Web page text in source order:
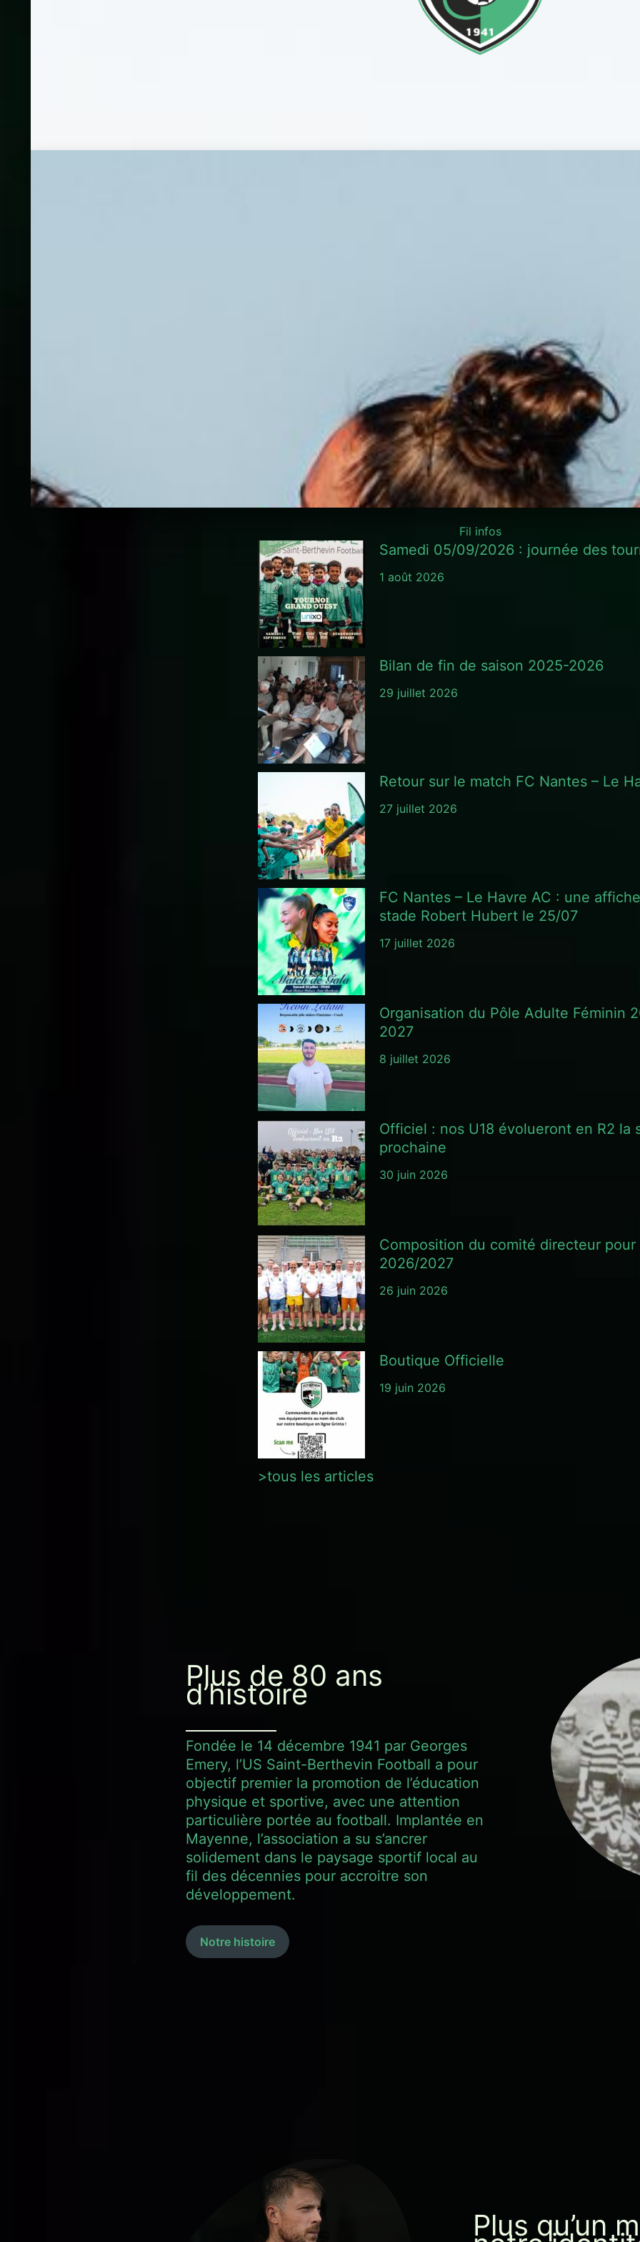
Fil infos
Samedi 05/09/2026 : journée des
1 août 2026
Bilan de fin de saison 2025-2026
29 juillet 2026
Retour sur le match FC Nantes – Le
27 juillet 2026
FC Nantes – Le Havre AC : une
stade Robert Hubert le 25/07
17 juillet 2026
Organisation du Pôle Adulte Féminin
2027
8 juillet 2026
Officiel : nos U18 évolueront en R2 la
prochaine
30 juin 2026
Composition du comité directeur pour
2026/2027
26 juin 2026
Boutique Officielle
19 juin 2026
>tous les articles
Plus de 80 ans
d’histoire
Fondée le 14 décembre 1941 par Georges
Emery, l’US Saint-Berthevin Football a pour
objectif premier la promotion de l’éducation
physique et sportive, avec une attention
particulière portée au football. Implantée en
Mayenne, l’association a su s’ancrer
solidement dans le paysage sportif local au
fil des décennies pour accroitre son
développement.
Notre histoire
Plus qu’un